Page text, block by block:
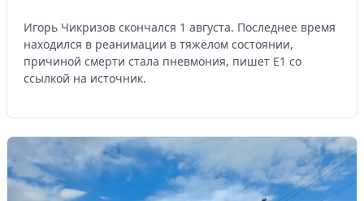
Игорь Чикризов скончался 1 августа. Последнее время
находился в реанимации в тяжёлом состоянии,
причиной смерти стала пневмония, пишет Е1 со
ссылкой на источник.